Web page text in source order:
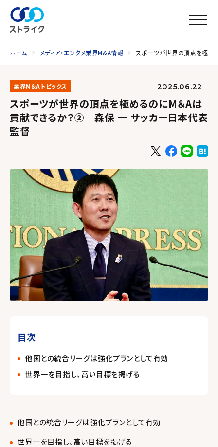
ホーム メディア・エンタメ業界M&A情報 スポーツが世界の頂点を極
業界M＆Aトピックス 2025.06.22
スポーツが世界の頂点を極めるのにM＆Aは
貢献できるか？② 森保 一 サッカー日本代表
監督
目次
他国との統合リーグは強化プランとして有効
世界一を目指し、高い目標を掲げる
他国との統合リーグは強化プランとして有効
世界一を目指し、高い目標を掲げる